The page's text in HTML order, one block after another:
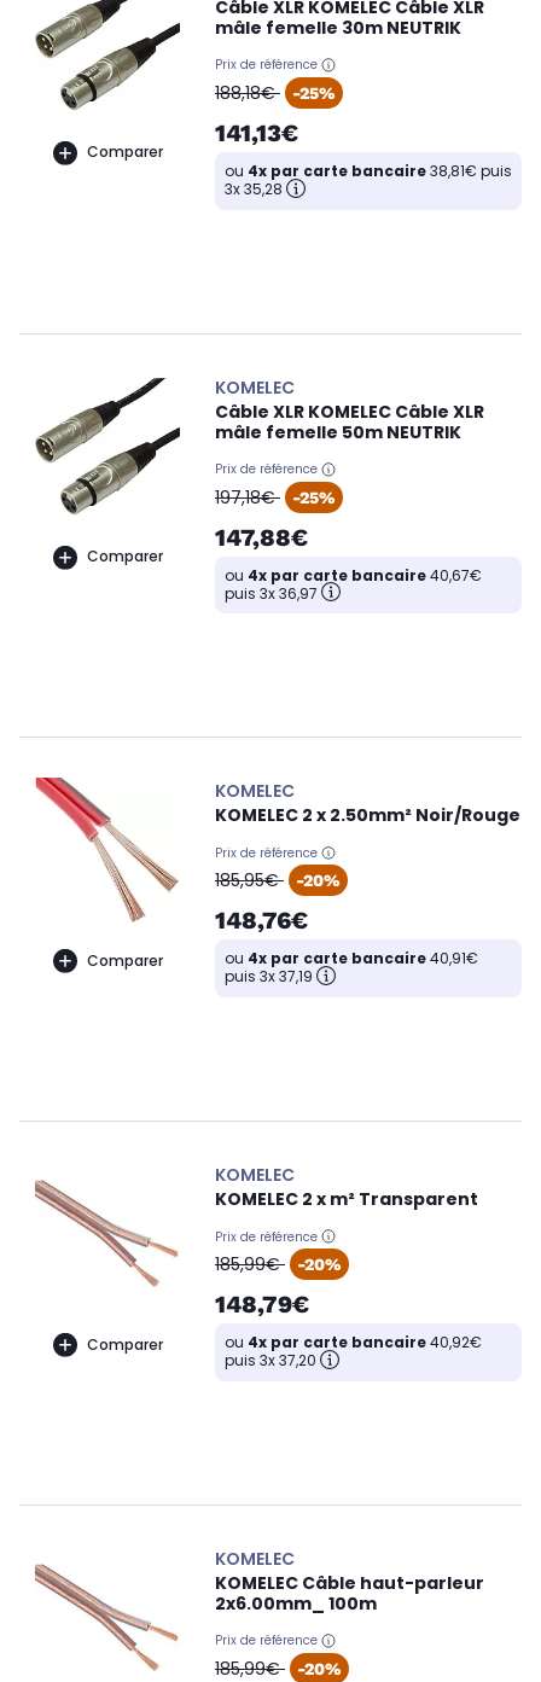
Comparer
Câble XLR KOMELEC Câble XLR
mâle femelle 30m NEUTRIK
Prix de référence
oldPrice
188,18€ -25%
141,13€
ou 4x par carte bancaire38,81€ puis
3x 35,28
Comparer
KOMELEC
Câble XLR KOMELEC Câble XLR
mâle femelle 50m NEUTRIK
Prix de référence
oldPrice
197,18€ -25%
147,88€
ou 4x par carte bancaire40,67€
puis 3x 36,97
Comparer
KOMELEC
KOMELEC 2 x 2.50mm² Noir/Rouge
Prix de référence
oldPrice
185,95€ -20%
148,76€
ou 4x par carte bancaire40,91€
puis 3x 37,19
Comparer
KOMELEC
KOMELEC 2 x m² Transparent
Prix de référence
oldPrice
185,99€ -20%
148,79€
ou 4x par carte bancaire40,92€
puis 3x 37,20
KOMELEC
KOMELEC Câble haut-parleur
2x6.00mm_ 100m
Prix de référence
oldPrice
185,99€ -20%